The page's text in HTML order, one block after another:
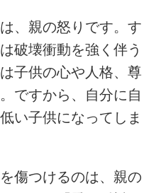
、親の怒りです。す
破壊衝動を強く伴う
子供の心や人格、尊
ですから、自分に自
い子供になってしま
傷つけるのは、親の